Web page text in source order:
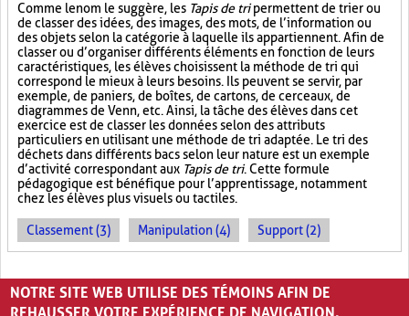
Comme le nom le suggère, les Tapis de tripermettent de trier ou
de classer des idées, des images, des mots, de l’information ou
des objets selon la catégorie à laquelle ils appartiennent. Afin de
classer ou d’organiser différents éléments en fonction de leurs
caractéristiques, les élèves choisissent la méthode de tri qui
correspond le mieux à leurs besoins. Ils peuvent se servir, par
exemple, de paniers, de boîtes, de cartons, de cerceaux, de
diagrammes de Venn, etc. Ainsi, la tâche des élèves dans cet
exercice est de classer les données selon des attributs
particuliers en utilisant une méthode de tri adaptée. Le tri des
déchets dans différents bacs selon leur nature est un exemple
d’activité correspondant aux Tapis de tri. Cette formule
pédagogique est bénéfique pour l’apprentissage, notamment
chez les élèves plus visuels ou tactiles.
Classement (3) Manipulation (4) Support (2)
PAGES
1 2 › »
NOTRE SITE WEB UTILISE DES TÉMOINS AFIN DE